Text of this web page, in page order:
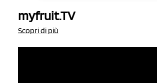
myfruit.TV
Scopri di più